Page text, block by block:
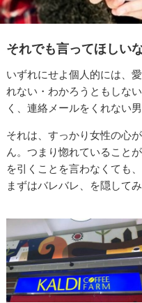
それでも言ってほしい
いずれにせよ個人的には、
れない・わかろうともしな
く、連絡メールをくれない男
それは、すっかり女性の心
ん。つまり惚れていること
を引くことを言わなくても
まずはバレバレ、を隠して